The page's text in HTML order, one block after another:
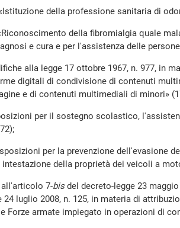
della professione sanitaria di
della fibromialgia quale
e cura e per l'assistenza delle
alla legge 17 ottobre 1967, n. 977, in
digitali di condivisione di contenuti
e di contenuti multimediali di minori»
per il sostegno scolastico,
per la prevenzione dell'evasione
della proprietà dei veicoli a
7-bisdel decreto-legge 23
luglio 2008, n. 125, in materia di
Forze armate impiegato in operazioni di